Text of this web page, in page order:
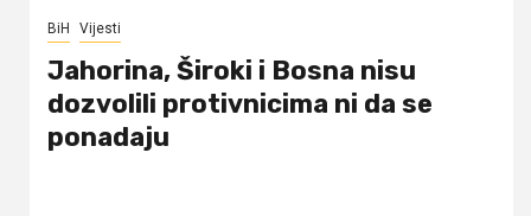
BiH Vijesti
Jahorina, Široki i Bosna nisu
dozvolili protivnicima ni da se
ponadaju